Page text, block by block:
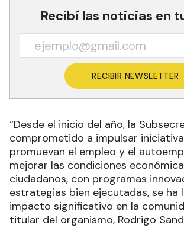
Recibí las noticias en
RECIBIR NEWSLETTER
“Desde el inicio del año, la
comprometido a impulsar
promuevan el empleo y el
mejorar las condiciones
ciudadanos, con programas
estrategias bien ejecutadas, se ha
impacto significativo en la
titular del organismo, Rodrigo